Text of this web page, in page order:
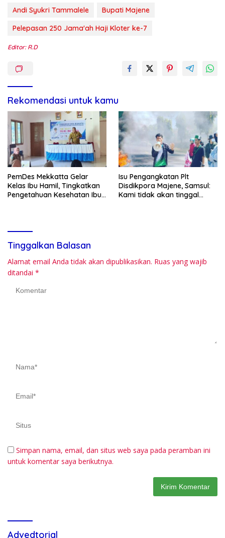
Andi Syukri Tammalele
Bupati Majene
Pelepasan 250 Jama'ah Haji Kloter ke-7
Editor: R.D
Rekomendasi untuk kamu
PemDes Mekkatta Gelar
Kelas Ibu Hamil, Tingkatkan
Pengetahuan Kesehatan Ibu
Isu Pengangkatan Plt
Disdikpora Majene, Samsul:
Kami tidak akan tinggal
Tinggalkan Balasan
Alamat email Anda tidak akan dipublikasikan. Ruas yang wajib
ditandai *
Simpan nama, email, dan situs web saya pada peramban ini
untuk komentar saya berikutnya.
Advedtorial